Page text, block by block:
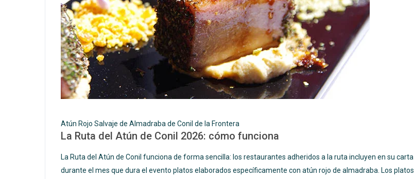
Atún Rojo Salvaje de Almadraba de Conil de la Frontera
La Ruta del Atún de Conil 2026: cómo funciona
La Ruta del Atún de Conil funciona de forma sencilla: los restaurantes adheridos a la ruta incluyen en su carta
durante el mes que dura el evento platos elaborados específicamente con atún rojo de almadraba. Los platos